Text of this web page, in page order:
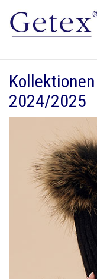
2024/2025